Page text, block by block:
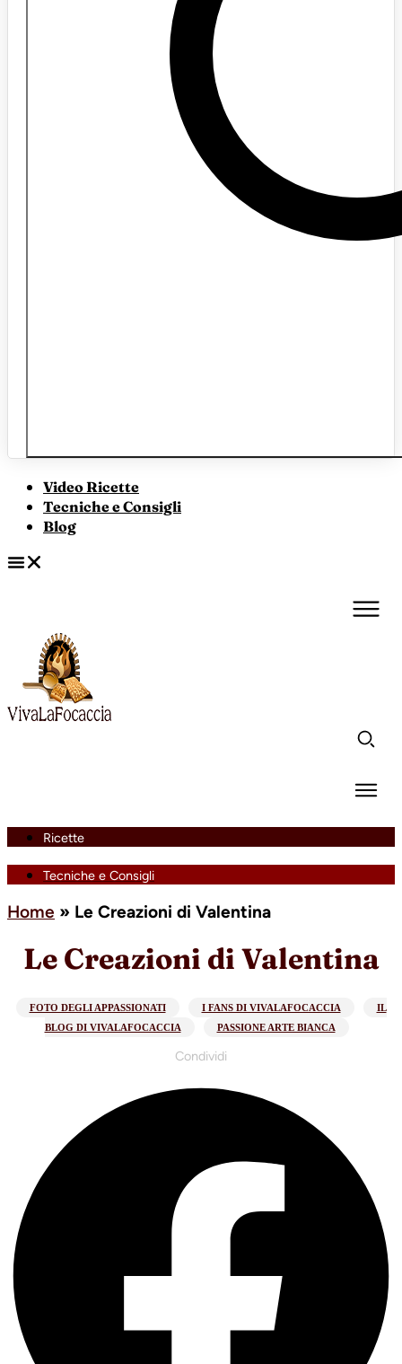
Video Ricette
Tecniche e Consigli
Blog
Ricette
Tecniche e Consigli
Home » Le Creazioni di Valentina
Le Creazioni di Valentina
FOTO DEGLI APPASSIONATI I FANS DI VIVALAFOCACCIA
IL
BLOG DI VIVALAFOCACCIA
PASSIONE ARTE BIANCA
Condividi